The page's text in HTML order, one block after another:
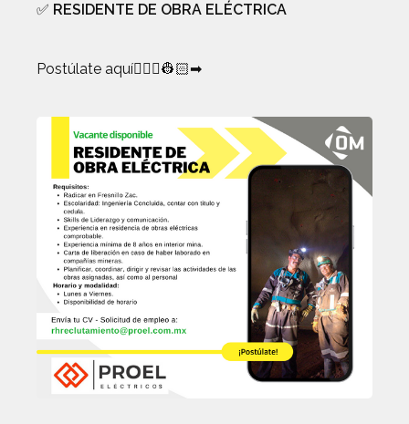
✅ RESIDENTE DE OBRA ELÉCTRICA
Postúlate aquí👷🏻‍♀️👷🏻➡